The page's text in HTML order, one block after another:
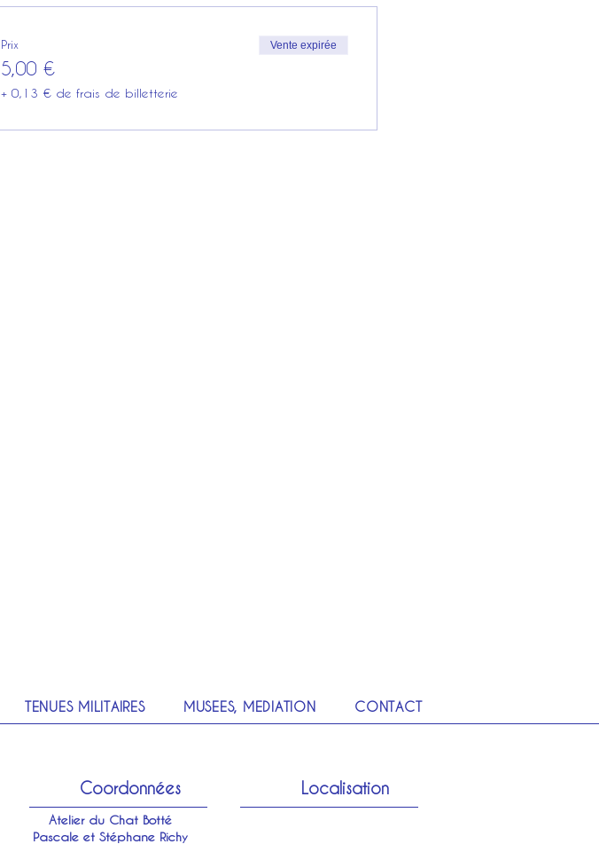
Prix
5,00 €
+ 0,13 € de frais de billetterie
Vente expirée
TENUES MILITAIRES MUSEES, MEDIATION CONTACT
Coordonnées
Atelier du Chat Botté
Pascale et Stéphane Richy
Localisation